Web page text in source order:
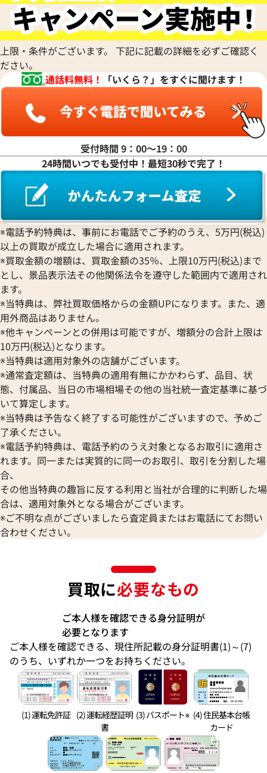
ハ行
マ行
ヤ行
ワ行
上限・条件がございます。 下記に記載の詳細を必ずご確認く
ださい。
通話料無料！
「いくら？」をすぐに聞けます！
受付時間 9：00〜19：00
24時間いつでも受付中！最短30秒で完了！
※電話予約特典は、事前にお電話でご予約のうえ、5万円(税込)
以上の買取が成立した場合に適用されます。
※買取金額の増額は、買取金額の35％、上限10万円(税込)まで
とし、景品表示法その他関係法令を遵守した範囲内で適用され
ます。
※当特典は、弊社買取価格からの金額UPになります。また、適
用外商品はありません。
※他キャンペーンとの併用は可能ですが、増額分の合計上限は
10万円(税込)となります。
※当特典は適用対象外の店舗がございます。
※通常査定額は、当特典の適用有無にかかわらず、品目、状
態、付属品、当日の市場相場その他の当社統一査定基準に基づ
いて算定します。
※当特典は予告なく終了する可能性がございますので、予めご
了承ください。
※電話予約特典は、電話予約のうえ対象となるお取引に適用さ
れます。同一または実質的に同一のお取引、取引を分割した場
合、
その他当特典の趣旨に反する利用と当社が合理的に判断した場
合は、適用対象外となる場合がございます。
※ご不明な点がございましたら査定員またはお電話にてお問い
合わせください。
買取に必要なもの
ご本人様を確認できる身分証明が
必要となります
ご本人様を確認できる、現住所記載の身分証明書(1)～(7)
のうち、いずれか一つをお持ちください。
(1) 運転免許証 (2) 運転経歴証明
書
(3) パスポート※ (4) 住民基本台帳
カード